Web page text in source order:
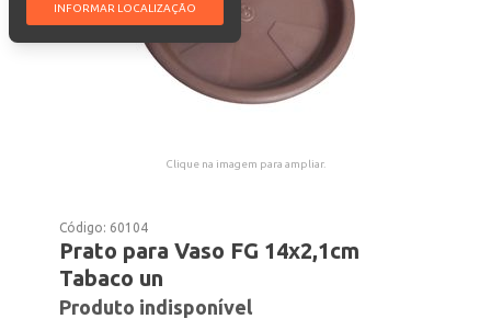
INFORMAR LOCALIZAÇÃO
Clique na imagem para ampliar.
Código: 60104
Prato para Vaso FG 14x2,1cm
Tabaco un
Produto indisponível